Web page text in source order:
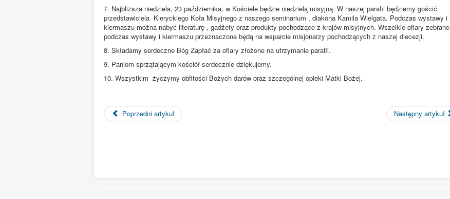
7. Najbliższa niedziela, 23 października, w Kościele będzie niedzielą misyjną. W naszej parafii będziemy gościć
przedstawiciela Kleryckiego Koła Misyjnego z naszego seminarium , diakona Kamila Wielgata. Podczas wystawy i
kiermaszu można nabyć literaturę , gadżety oraz produkty pochodzące z krajów misyjnych. Wszelkie ofiary zebrane
podczas wystawy i kiermaszu przeznaczone będą na wsparcie misjonarzy pochodzących z naszej diecezji.
8. Składamy serdeczne Bóg Zapłać za ofiary złożone na utrzymanie parafii.
9. Paniom sprzątającym kościół serdecznie dziękujemy.
10. Wszystkim życzymy obfitości Bożych darów oraz szczególnej opieki Matki Bożej.
Poprzedni artykuł Następny artykuł